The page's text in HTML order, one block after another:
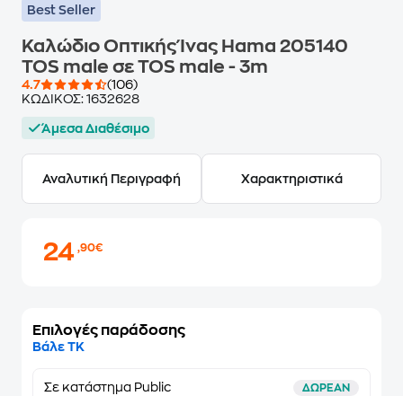
Best Seller
Καλώδιο Οπτικής Ίνας Hama 205140
TOS male σε TOS male - 3m
4.7
(106)
ΚΩΔΙΚΟΣ: 1632628
Άμεσα Διαθέσιμο
Αναλυτική Περιγραφή Χαρακτηριστικά
24,90€
Επιλογές παράδοσης
Βάλε ΤΚ
Σε κατάστημα Public ΔΩΡΕΑΝ